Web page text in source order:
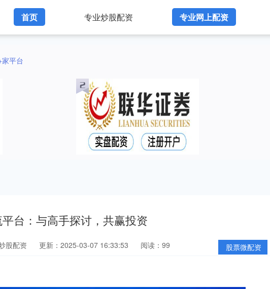
首页 专业炒股配资 专业网上配资
家平台
台：与高手探讨，共赢投资
股票微配资
股配资 更新：2025-03-07 16:33:53 阅读：99